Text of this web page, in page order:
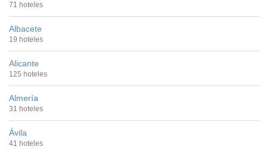
71 hoteles
Albacete
19 hoteles
Alicante
125 hoteles
Almería
31 hoteles
Ávila
41 hoteles